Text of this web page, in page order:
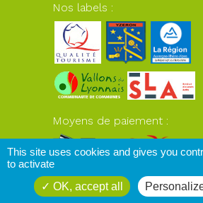
Nos labels :
Moyens de paiement :
This site uses cookies and gives you
to activate
OK, accept all